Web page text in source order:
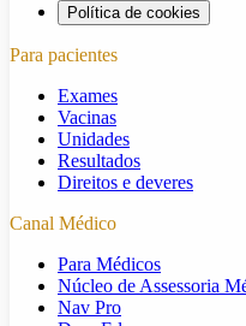
Política de cookies
Para pacientes
Exames
Vacinas
Unidades
Resultados
Direitos e deveres
Canal Médico
Para Médicos
Núcleo de Assessoria
Nav Pro